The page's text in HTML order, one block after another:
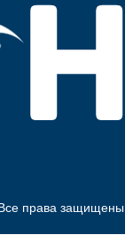
права защищены.